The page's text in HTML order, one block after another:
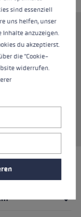
mit
kann die
Hand bleiben
ein- und
Der Stock
Lock plus
so über
sind essenziell
uns helfen, unser
Inhalte anzuzeigen.
du akzeptierst.
die "Cookie-
widerrufen.